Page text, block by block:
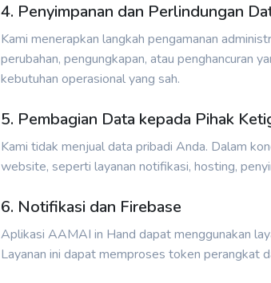
4. Penyimpanan dan Perlindungan
Kami menerapkan langkah pengamanan
perubahan, pengungkapan, atau penghancuran
kebutuhan operasional yang sah.
5. Pembagian Data kepada Pihak
Kami tidak menjual data pribadi Anda. Dalam
website, seperti layanan notifikasi, hosting,
6. Notifikasi dan Firebase
Aplikasi AAMAI in Hand dapat menggunakan
Layanan ini dapat memproses token perangkat